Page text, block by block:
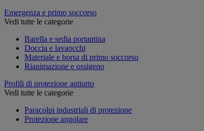
Emergenza e primo soccorso
Vedi tutte le categorie
Barella e sedia portantina
Doccia e lavaocchi
Materiale e borsa di primo soccorso
Rianimazione e ossigeno
Profili di protezione antiurto
Vedi tutte le categorie
Paracolpi industriali di protezione
Protezione angolare